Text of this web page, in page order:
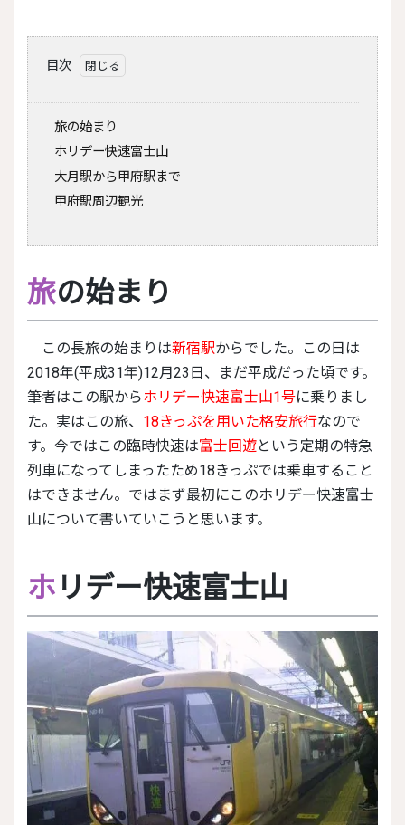
目次
旅の始まり
ホリデー快速富士山
大月駅から甲府駅まで
甲府駅周辺観光
旅の始まり
この長旅の始まりは新宿駅からでした。この日は
2018年(平成31年)12月23日、まだ平成だった頃です。
筆者はこの駅からホリデー快速富士山1号に乗りまし
た。実はこの旅、 18きっぷを用いた格安旅行なので
す。今ではこの臨時快速は富士回遊という定期の特急
列車になってしまったため18きっぷでは乗車すること
はできません。ではまず最初にこのホリデー快速富士
山について書いていこうと思います。
ホ リデー快速富士山